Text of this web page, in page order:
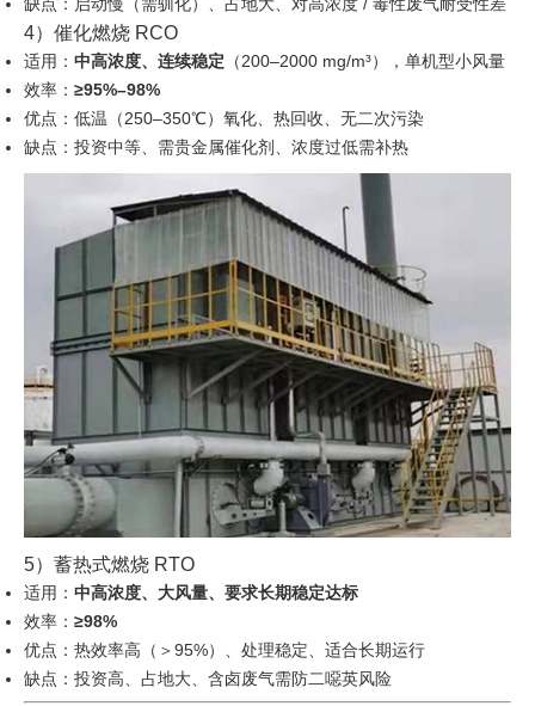
缺点：启动慢（需驯化）、占地大、对高浓度 / 毒性废气耐受性差
4）催化燃烧 RCO
适用： 中高浓度、连续稳定 （200–2000 mg/m³），单机型小风量
效率： ≥95%–98%
优点：低温（250–350℃）氧化、热回收、无二次污染
缺点：投资中等、需贵金属催化剂、浓度过低需补热
5）蓄热式燃烧 RTO
适用： 中高浓度、大风量、要求长期稳定达标
效率： ≥98%
优点：热效率高（＞95%）、处理稳定、适合长期运行
缺点：投资高、占地大、含卤废气需防二噁英风险